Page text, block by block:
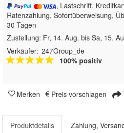
, Lastschrift,
Ratenzahlung, Sofortüberweisung,
30 Tagen
Zustellung: Fr, 14. Aug. bis Sa, 15.
Verkäufer: 247Group_de
100% positiv
Merken Preis vorschlagen
Produktdetails Zahlung,